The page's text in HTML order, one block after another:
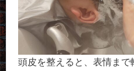
頭皮を整えると、表情まで